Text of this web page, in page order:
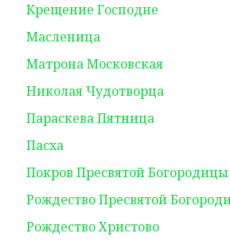
Крещение Господне
Масленица
Матрона Московская
Николая Чудотворца
Параскева Пятница
Пасха
Покров Пресвятой Богородицы
Рождество Пресвятой
Рождество Христово